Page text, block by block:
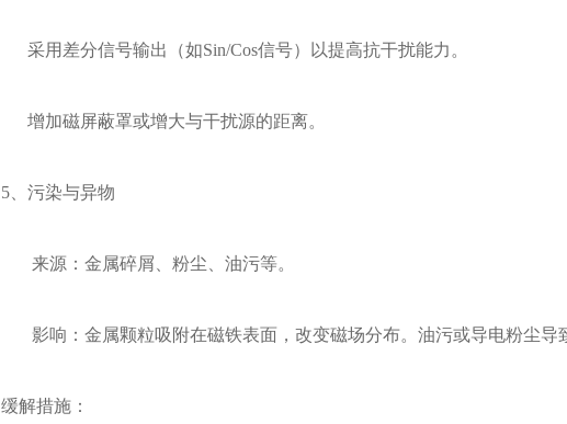
采用差分信号输出（如Sin/Cos信号）以提高抗干扰能力。
增加磁屏蔽罩或增大与干扰源的距离。
5、污染与异物
来源：金属碎屑、粉尘、油污等。
影响：金属颗粒吸附在磁铁表面，改变磁场分布。油污或导电粉尘导
缓解措施：